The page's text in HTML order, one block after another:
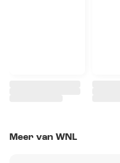
Meer van WNL